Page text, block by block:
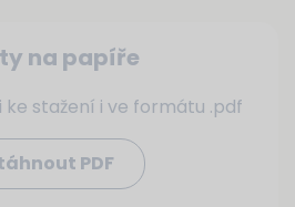
na papíře
ke stažení i ve formátu .pdf
PDF